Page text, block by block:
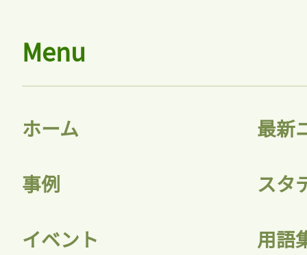
Menu
ホーム 最新
事例 スタ
イベント 用語